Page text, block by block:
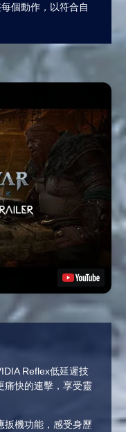
個動作，以符合自
Reflex低延遲技
痛快的連擊，享受靈
扳機功能，感受身歷